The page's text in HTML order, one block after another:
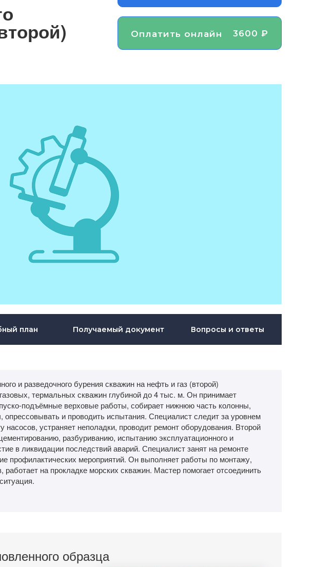
Оплатить онлайн 3600 ₽
план Получаемый документ Вопросы и ответы
и разведочного бурения скважин на нефть и газ (второй)
термальных скважин глубиной до 4 тыс. м. Он принимает
подъёмные верховые работы, собирает нижнюю часть колонны,
и проводить испытания. Специалист следит за уровнем
насосов, устраняет неполадки, проводит ремонт оборудования. Второй
разбуриванию, испытанию эксплуатационного и
в ликвидации последствий аварий. Специалист занят на ремонте
профилактических мероприятий. Он выполняет работы по монтажу,
работает на прокладке морских скважин. Мастер помогает отсоединить
образца